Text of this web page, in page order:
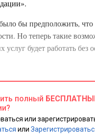
бы предположить,
Но теперь такие
услуг будет работать без
«Вас
сайт-визитка.
о компании» не
полный
или
или